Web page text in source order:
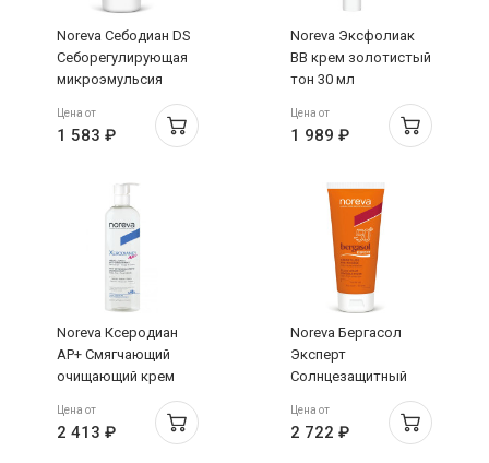
Noreva Себодиан DS
Себорегулирующая
микроэмульсия
Цена от
1 583 ₽
Noreva Эксфолиак
BB крем золотистый
тон 30 мл
Цена от
1 989 ₽
Noreva Ксеродиан
АР+ Смягчающий
очищающий крем
для душа 500мл с
помпой
Цена от
2 413 ₽
Noreva Бергасол
Эксперт
Солнцезащитный
легкий крем SPF50+
50мл
Цена от
2 722 ₽